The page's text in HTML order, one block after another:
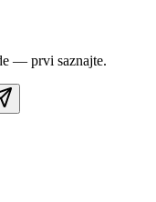
— prvi saznajte.